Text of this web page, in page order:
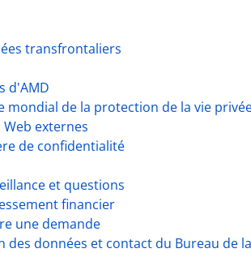
transfrontaliers
d'AMD
mondial de la protection de la vie
Web externes
de confidentialité
et questions
financier
une demande
des données et contact du Bureau de